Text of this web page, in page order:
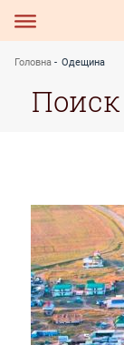
Головна Одещина